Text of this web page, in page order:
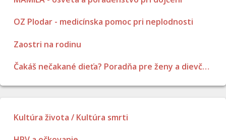
OZ Plodar - medicínska pomoc pri neplodnosti
Zaostri na rodinu
Čakáš nečakané dieťa? Poradňa pre ženy a dievčatá
Kultúra života / Kultúra smrti